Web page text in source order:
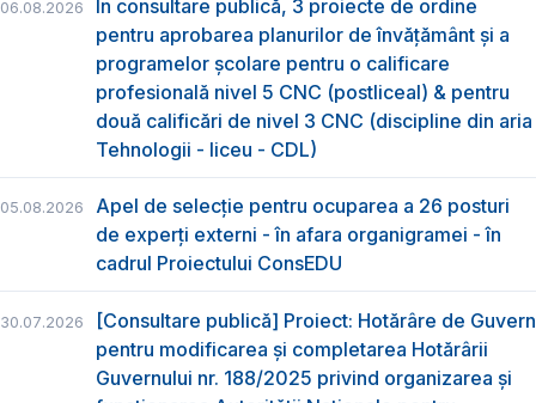
06.08.2026
În consultare publică, 3 proiecte de ordine
pentru aprobarea planurilor de învățământ și a
programelor școlare pentru o calificare
profesională nivel 5 CNC (postliceal) & pentru
două calificări de nivel 3 CNC (discipline din aria
Tehnologii - liceu - CDL)
05.08.2026
Apel de selecție pentru ocuparea a 26 posturi
de experți externi - în afara organigramei - în
cadrul Proiectului ConsEDU
30.07.2026
[Consultare publică] Proiect: Hotărâre de Guvern
pentru modificarea și completarea Hotărârii
Guvernului nr. 188/2025 privind organizarea şi